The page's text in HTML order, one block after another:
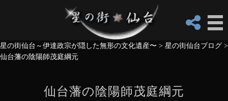
星の街仙台～伊達政宗が隠した無形の文化遺産〜 > 星の街仙台ブログ >
仙台藩の陰陽師茂庭綱元
仙台藩の陰陽師茂庭綱元